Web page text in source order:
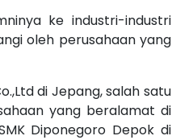
ke industri-industri
oleh perusahaan yang
di Jepang, salah satu
yang beralamat di
Diponegoro Depok di